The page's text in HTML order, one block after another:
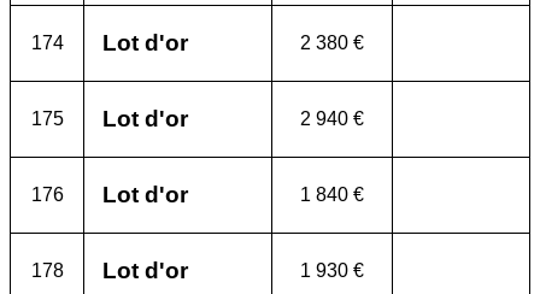
174 Lot d'or 2 380 €
175 Lot d'or 2 940 €
176 Lot d'or 1 840 €
178 Lot d'or 1 930 €